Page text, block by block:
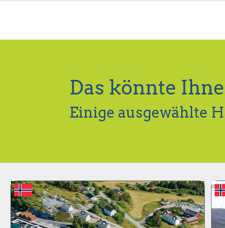
Das könnte
Einige ausgewählte